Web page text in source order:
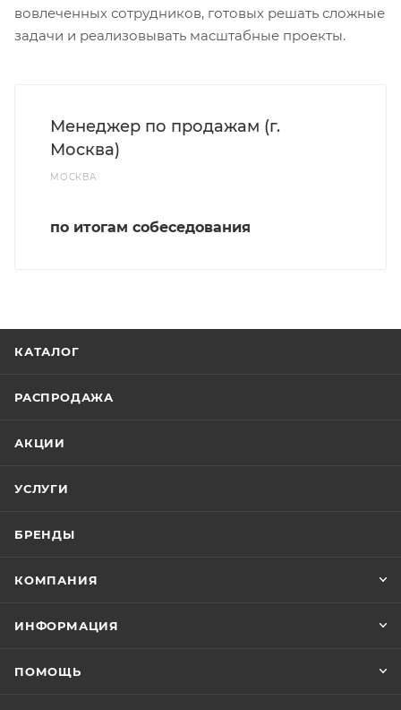
вовлеченных сотрудников, готовых решать сложные
задачи и реализовывать масштабные проекты.
Менеджер по продажам (г.
Москва)
МОСКВА
по итогам собеседования
КАТАЛОГ
РАСПРОДАЖА
АКЦИИ
УСЛУГИ
БРЕНДЫ
КОМПАНИЯ
ИНФОРМАЦИЯ
ПОМОЩЬ